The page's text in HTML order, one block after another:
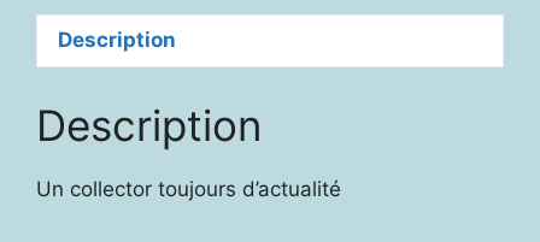
l'orthographe
la
pensée
Description
Description
Un collector toujours d’actualité